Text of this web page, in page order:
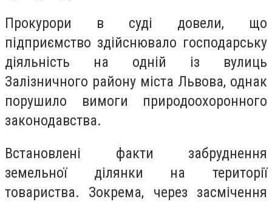
Прокурори в суді довели, що
підприємство здійснювало господарську
діяльність на одній із вулиць
Залізничного району міста Львова, однак
порушило вимоги природоохоронного
законодавства.
Встановлені факти забруднення
земельної ділянки на території
товариства. Зокрема, через засмічення